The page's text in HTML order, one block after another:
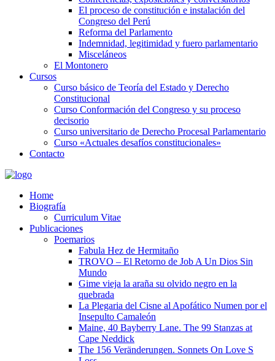
El proceso de constitución e instalación del
Congreso del Perú
Reforma del Parlamento
Indemnidad, legitimidad y fuero parlamentario
Misceláneos
El Montonero
Cursos
Curso básico de Teoría del Estado y Derecho
Constitucional
Curso Conformación del Congreso y su proceso
decisorio
Curso universitario de Derecho Procesal Parlamentario
Curso «Actuales desafíos constitucionales»
Contacto
Home
Biografía
Curriculum Vitae​
Publicaciones
Poemarios
Fabula Hez de Hermitaño
TROVO – El Retorno de Job A Un Dios Sin
Mundo
Gime vieja la araña su olvido negro en la
quebrada
La Plegaria del Cisne al Apofático Numen por el
Insepulto Camaleón
Maine, 40 Bayberry Lane. The 99 Stanzas at
Cape Neddick
The 156 Veränderungen. Sonnets On Love S